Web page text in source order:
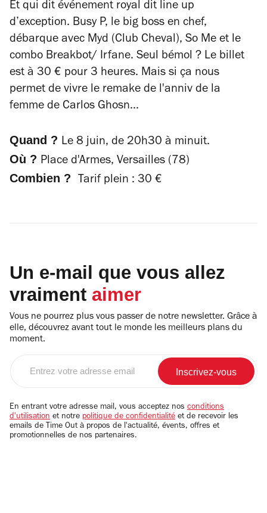
Et qui dit événement royal dit line up
d’exception. Busy P, le big boss en chef,
débarque avec Myd (Club Cheval), So Me et le
combo Breakbot/ Irfane. Seul bémol ? Le billet
est à 30 € pour 3 heures. Mais si ça nous
permet de vivre le remake de l'anniv de la
femme de Carlos Ghosn...
Quand ? Le 8 juin, de 20h30 à minuit.
Où ? Place d'Armes, Versailles (78)
Combien ? Tarif plein : 30 €
Un e-mail que vous allez
vraiment aimer
Vous ne pourrez plus vous passer de notre newsletter. Grâce à
elle, découvrez avant tout le monde les meilleurs plans du
moment.
email
En entrant votre adresse mail, vous acceptez nos conditions
d'utilisation et notre politique de confidentialité et de recevoir les
emails de Time Out à propos de l'actualité, évents, offres et
promotionnelles de nos partenaires.